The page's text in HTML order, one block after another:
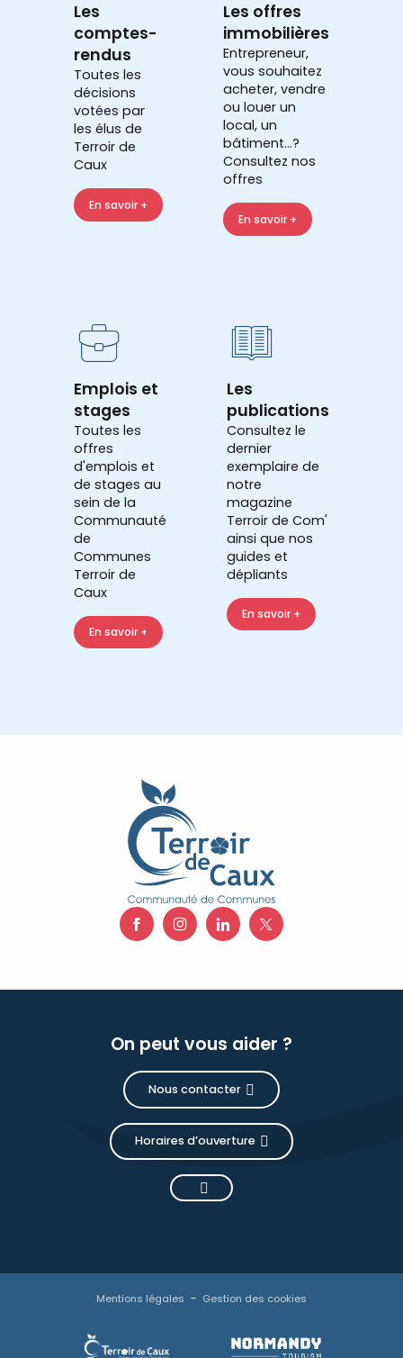
Les
comptes-
rendus
Toutes les
décisions
votées par
les élus de
Terroir de
Caux
En savoir +
Les offres
immobilières
Entrepreneur,
vous souhaitez
acheter, vendre
ou louer un
local, un
bâtiment...?
Consultez nos
offres
En savoir +
Emplois et
stages
Toutes les
offres
d'emplois et
de stages au
sein de la
Communauté
de
Communes
Terroir de
Caux
En savoir +
Les
publications
Consultez le
dernier
exemplaire de
notre
magazine
Terroir de Com'
ainsi que nos
guides et
dépliants
En savoir +
On peut vous aider ?
Nous contacter
Horaires d’ouverture
Mentions légales Gestion des cookies